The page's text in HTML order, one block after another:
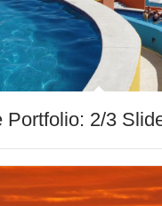
Portfolio: 2/3